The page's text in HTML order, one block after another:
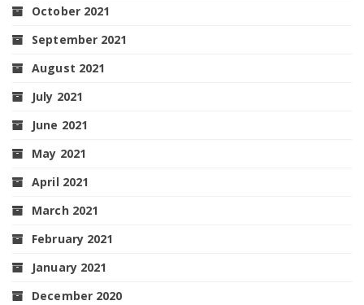
October 2021
September 2021
August 2021
July 2021
June 2021
May 2021
April 2021
March 2021
February 2021
January 2021
December 2020